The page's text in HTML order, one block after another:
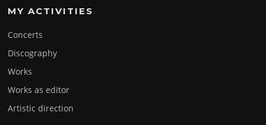
MY ACTIVITIES
Concerts
Discography
Works
Works as editor
Artistic direction